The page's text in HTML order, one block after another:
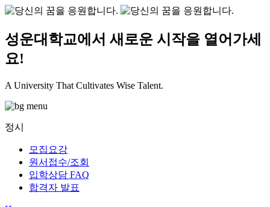
성운대학교에서 새로운 시작을 열어가세
요!
A University That Cultivates Wise Talent.
정시
모집요강
원서접수/조회
입학상담 FAQ
합격자 발표